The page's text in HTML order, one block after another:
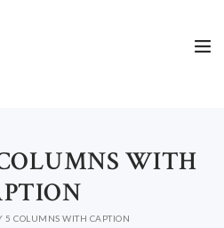
WITH
5 COLUMNS WITH CAPTION